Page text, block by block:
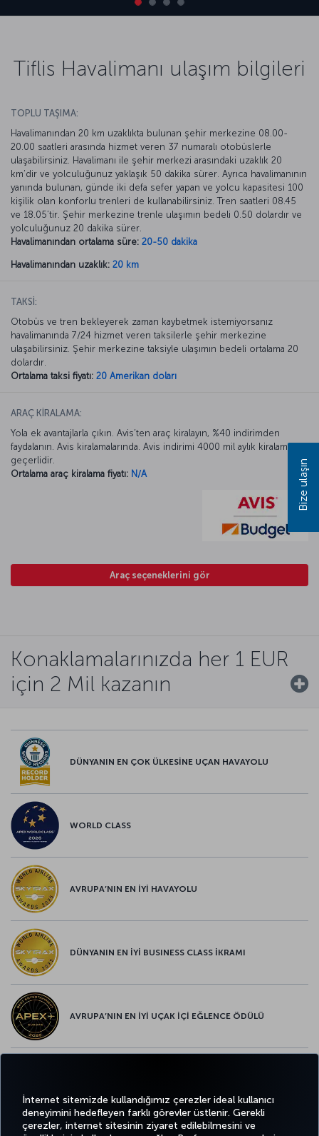
İnternet sitemizde kullandığımız çerezler ideal kullanıcı
deneyimini hedefleyen farklı görevler üstlenir. Gerekli
çerezler, internet sitesinin ziyaret edilebilmesini ve
Tiflis Havalimanı ulaşım bilgileri
TOPLU TAŞIMA:
Havalimanından 20 km uzaklıkta bulunan şehir merkezine 08.00-
20.00 saatleri arasında hizmet veren 37 numaralı otobüslerle
ulaşabilirsiniz. Havalimanı ile şehir merkezi arasındaki uzaklık 20
km’dir ve yolculuğunuz yaklaşık 50 dakika sürer. Ayrıca havalimanının
yanında bulunan, günde iki defa sefer yapan ve yolcu kapasitesi 100
kişilik olan konforlu trenleri de kullanabilirsiniz. Tren saatleri 08.45
ve 18.05’tir. Şehir merkezine trenle ulaşımın bedeli 0.50 dolardır ve
yolculuğunuz 20 dakika sürer.
Havalimanından ortalama süre: 20-50 dakika
Havalimanından uzaklık: 20 km
TAKSİ:
Otobüs ve tren bekleyerek zaman kaybetmek istemiyorsanız
havalimanında 7/24 hizmet veren taksilerle şehir merkezine
ulaşabilirsiniz. Şehir merkezine taksiyle ulaşımın bedeli ortalama 20
dolardır.
Ortalama taksi fiyatı: 20 Amerikan doları
ARAÇ KİRALAMA:
Yola ek avantajlarla çıkın. Avis’ten araç kiralayın, %40 indirimden
faydalanın. Avis kiralamalarında. Avis indirimi 4000 mil aylık kiralamada
geçerlidir.
Ortalama araç kiralama fiyatı: N/A
Araç seçeneklerini gör
Konaklamalarınızda her 1 EUR
için 2 Mil kazanın
DÜNYANIN EN ÇOK ÜLKESİNE UÇAN HAVAYOLU
WORLD CLASS
AVRUPA’NIN EN İYİ HAVAYOLU
DÜNYANIN EN İYİ BUSINESS CLASS İKRAMI
AVRUPA’NIN EN İYİ UÇAK İÇİ EĞLENCE ÖDÜLÜ
Bize ulaşın